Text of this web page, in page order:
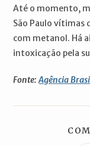
Até o momento,
São Paulo vítimas
com metanol. Há
intoxicação pela
Fonte:Agência